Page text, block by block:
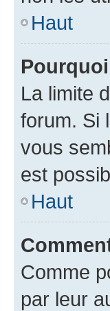
Haut
La limite
forum. Si
vous
est
Haut
Comme
par leur